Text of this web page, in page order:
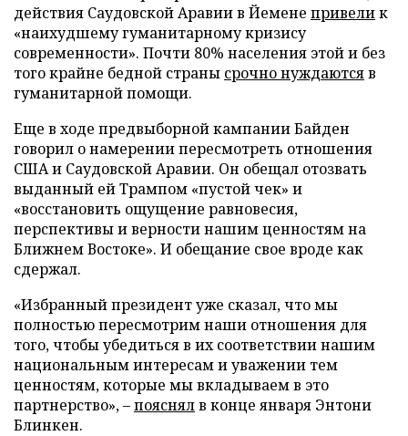
действия Саудовской Аравии в Йемене привелик
«наихудшему гуманитарному кризису
современности». Почти 80% населения этой и без
того крайне бедной страны срочно нуждаютсяв
гуманитарной помощи.
Еще в ходе предвыборной кампании Байден
говорил о намерении пересмотреть отношения
США и Саудовской Аравии. Он обещал отозвать
выданный ей Трампом «пустой чек» и
«восстановить ощущение равновесия,
перспективы и верности нашим ценностям на
Ближнем Востоке». И обещание свое вроде как
сдержал.
«Избранный президент уже сказал, что мы
полностью пересмотрим наши отношения для
того, чтобы убедиться в их соответствии нашим
национальным интересам и уважении тем
ценностям, которые мы вкладываем в это
партнерство», –пояснялв конце января Энтони
Блинкен.